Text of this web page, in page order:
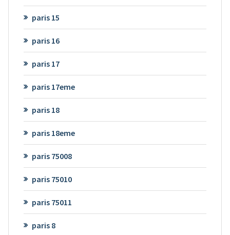
paris 15
paris 16
paris 17
paris 17eme
paris 18
paris 18eme
paris 75008
paris 75010
paris 75011
paris 8